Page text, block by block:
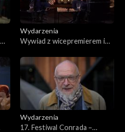
Wydarzenia
Wywiad z wicepremierem i
Kosiniakiem-Kamyszem
Wydarzenia
17. Festiwal Conrada –